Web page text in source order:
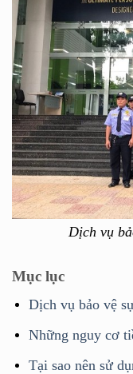
Dịch vụ
Mục lục
Dịch vụ bảo vệ
Những nguy cơ
Tại sao nên sử